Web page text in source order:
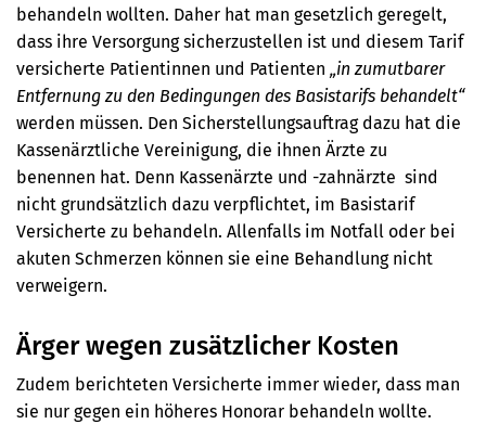
behandeln wollten. Daher hat man gesetzlich geregelt,
dass ihre Versorgung sicherzustellen ist und diesem Tarif
versicherte Patientinnen und Patienten „in zumutbarer
Entfernung zu den Bedingungen des Basistarifs behandelt“
werden müssen. Den Sicherstellungsauftrag dazu hat die
Kassenärztliche Vereinigung, die ihnen Ärzte zu
benennen hat. Denn Kassenärzte und -zahnärzte sind
nicht grundsätzlich dazu verpflichtet, im Basistarif
Versicherte zu behandeln. Allenfalls im Notfall oder bei
akuten Schmerzen können sie eine Behandlung nicht
verweigern.
Ärger wegen zusätzlicher Kosten
Zudem berichteten Versicherte immer wieder, dass man
sie nur gegen ein höheres Honorar behandeln wollte.